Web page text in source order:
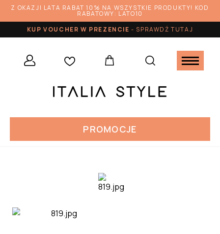
Z OKAZJI LATA RABAT 10% NA WSZYSTKIE PRODUKTY! KOD
RABATOWY: LATO10
KUP VOUCHER W PREZENCIE-SPRAWDŹ TUTAJ
PROMOCJE